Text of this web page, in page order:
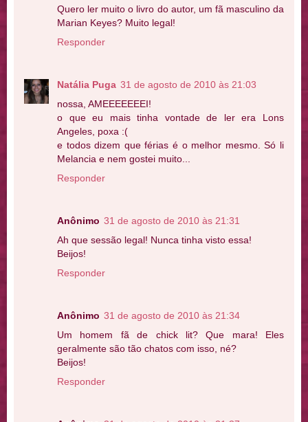
Quero ler muito o livro do autor, um fã masculino da
Marian Keyes? Muito legal!
Responder
Natália Puga 31 de agosto de 2010 às 21:03
nossa, AMEEEEEEEI!
o que eu mais tinha vontade de ler era Lons
Angeles, poxa :(
e todos dizem que férias é o melhor mesmo. Só li
Melancia e nem gostei muito...
Responder
Anônimo 31 de agosto de 2010 às 21:31
Ah que sessão legal! Nunca tinha visto essa!
Beijos!
Responder
Anônimo 31 de agosto de 2010 às 21:34
Um homem fã de chick lit? Que mara! Eles
geralmente são tão chatos com isso, né?
Beijos!
Responder